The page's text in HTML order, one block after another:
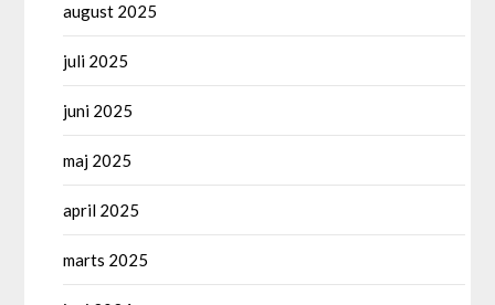
august 2025
juli 2025
juni 2025
maj 2025
april 2025
marts 2025